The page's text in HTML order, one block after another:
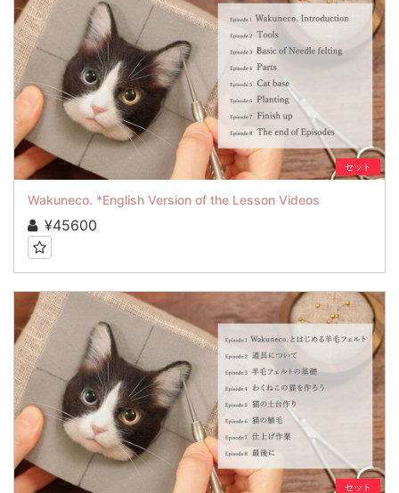
セット
Wakuneco. *English Version of the Lesson Videos
¥45600
セット